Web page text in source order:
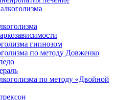
гипнозом
по методу Довженко
по методу «Двойной